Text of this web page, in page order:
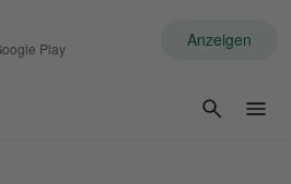
Play Anzeigen